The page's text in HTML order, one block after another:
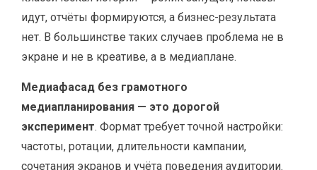
идут, отчёты формируются, а бизнес-результата
нет. В большинстве таких случаев проблема не в
экране и не в креативе, а в медиаплане.
Медиафасад без грамотного
медиапланирования — это дорогой
эксперимент. Формат требует точной настройки:
частоты, ротации, длительности кампании,
сочетания экранов и учёта поведения аудитории.